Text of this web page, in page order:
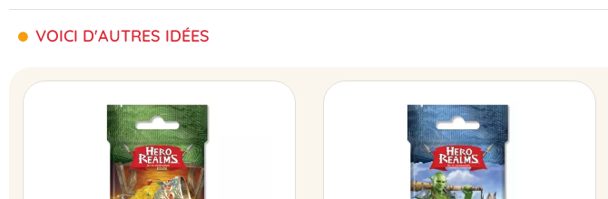
VOICI D'AUTRES IDÉES